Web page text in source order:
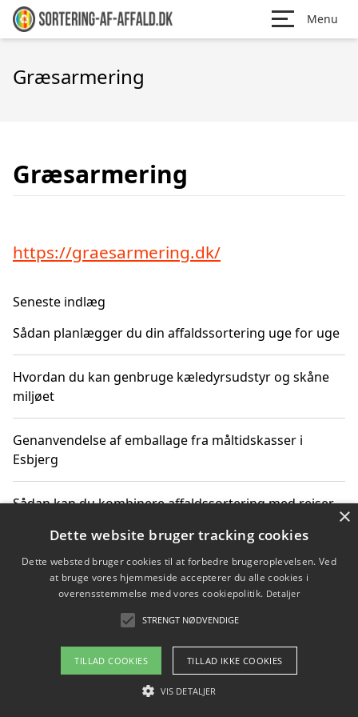
Menu
Græsarmering
Græsarmering
https://graesarmering.dk/
Seneste indlæg
Sådan planlægger du din affaldssortering uge for uge
Hvordan du kan genbruge kæledyrsudstyr og skåne
miljøet
Genanvendelse af emballage fra måltidskasser i
Esbjerg
Sådan kan du kombinere affaldssortering med rejser
Hvordan affaldssortering kan bidrage til co2 reduktion
Om / kontakt
Blog Betingelser
×
Dette website bruger tracking cookies
Dette websted bruger cookies til at forbedre brugeroplevelsen. Ved
at bruge vores hjemmeside accepterer du alle cookies i
overensstemmelse med vores cookiepolitik. Detaljer
STRENGT NØDVENDIGE
TILLAD COOKIES TILLAD IKKE COOKIES
VIS DETALJER